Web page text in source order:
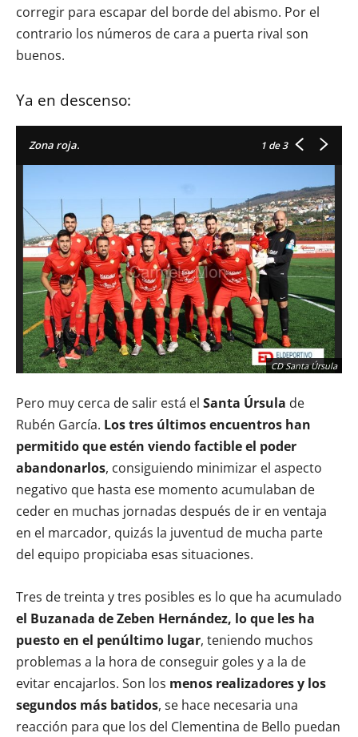
corregir para escapar del borde del abismo. Por el
contrario los números de cara a puerta rival son
buenos.
Ya en descenso:
Zona roja. 1 de 3
CD Santa Úrsula
Pero muy cerca de salir está el Santa Úrsula de
Rubén García. Los tres últimos encuentros han
permitido que estén viendo factible el poder
abandonarlos, consiguiendo minimizar el aspecto
negativo que hasta ese momento acumulaban de
ceder en muchas jornadas después de ir en ventaja
en el marcador, quizás la juventud de mucha parte
del equipo propiciaba esas situaciones.
Tres de treinta y tres posibles es lo que ha acumulado
el Buzanada de Zeben Hernández, lo que les ha
puesto en el penúltimo lugar, teniendo muchos
problemas a la hora de conseguir goles y a la de
evitar encajarlos. Son los menos realizadores y los
segundos más batidos, se hace necesaria una
reacción para que los del Clementina de Bello puedan